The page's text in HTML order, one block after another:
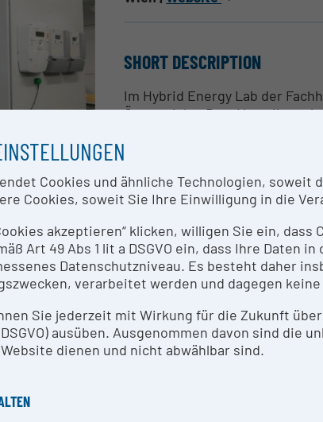
SHORT DESCRIPTION
Im Hybrid Energy Lab der
Österreichs. Dem Verteilnetz
Ein Transformator mit
Leitungsimpedanzen können
Die Prosumer-Haushalte sind
sind Photovoltaikanlagen
Wärmepumpen. Die Last kann
CONTACT PERSON
Technologies
wien.at
Cookies und ähnliche Technologien,
Cookies, soweit Sie Ihre Einwilligung in die
akzeptieren“ klicken, willigen Sie ein,
Art 49 Abs 1 lit a DSGVO ein, dass Ihre
Datenschutzniveau. Es besteht daher
verarbeitet werden und dagegen
Sie jederzeit mit Wirkung für die Zukunft
ausüben. Ausgenommen davon sind die
dienen und nicht abwählbar sind.